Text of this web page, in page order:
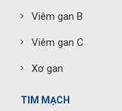
Viêm gan B
Viêm gan C
Xơ gan
TIM MẠCH